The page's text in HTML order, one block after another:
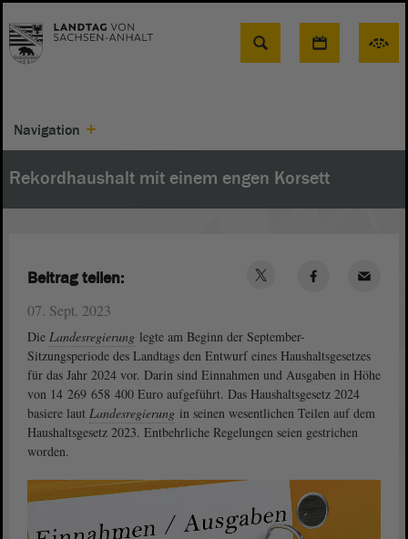
Suche
Navigation
Rekordhaushalt mit einem engen Korsett
07. Sept. 2023
Die Landesregierung legte am Beginn der September-
Sitzungsperiode des Landtags den Entwurf eines Haushaltsgesetzes
für das Jahr 2024 vor. Darin sind Einnahmen und Ausgaben in Höhe
von 14 269 658 400 Euro aufgeführt. Das Haushaltsgesetz 2024
basiere laut Landesregierung in seinen wesentlichen Teilen auf dem
Haushaltsgesetz 2023. Entbehrliche Regelungen seien gestrichen
worden.
Beitrag teilen: